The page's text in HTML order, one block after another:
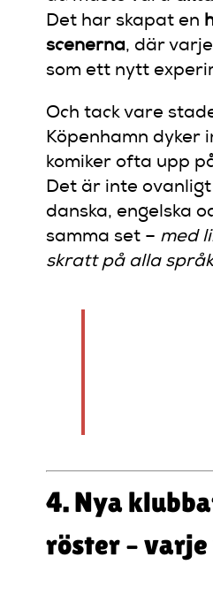
Det har skapat en
scenerna, där
som ett nytt
Och tack vare
Köpenhamn dyker
komiker ofta upp
Det är inte
danska, engelska
samma set – med
skratt på alla
4. Nya
röster –